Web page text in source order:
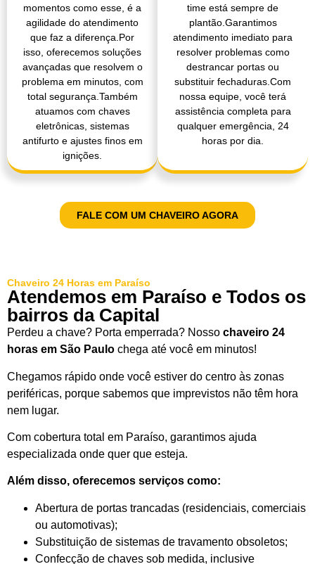
momentos como esse, é a
agilidade do atendimento
que faz a diferença.Por
isso, oferecemos soluções
avançadas que resolvem o
problema em minutos, com
total segurança.Também
atuamos com chaves
eletrônicas, sistemas
antifurto e ajustes finos em
ignições.
time está sempre de
plantão.Garantimos
atendimento imediato para
resolver problemas como
destrancar portas ou
substituir fechaduras.Com
nossa equipe, você terá
assistência completa para
qualquer emergência, 24
horas por dia.
FALE COM UM CHAVEIRO AGORA
Chaveiro 24 Horas em Paraíso
Atendemos em Paraíso e Todos os
bairros da Capital
Perdeu a chave? Porta emperrada? Nosso chaveiro 24
horas em São Paulo chega até você em minutos!
Chegamos rápido onde você estiver do centro às zonas
periféricas, porque sabemos que imprevistos não têm hora
nem lugar.
Com cobertura total em Paraíso, garantimos ajuda
especializada onde quer que esteja.
Além disso, oferecemos serviços como:
Abertura de portas trancadas (residenciais, comerciais
ou automotivas);
Substituição de sistemas de travamento obsoletos;
Confecção de chaves sob medida, inclusive